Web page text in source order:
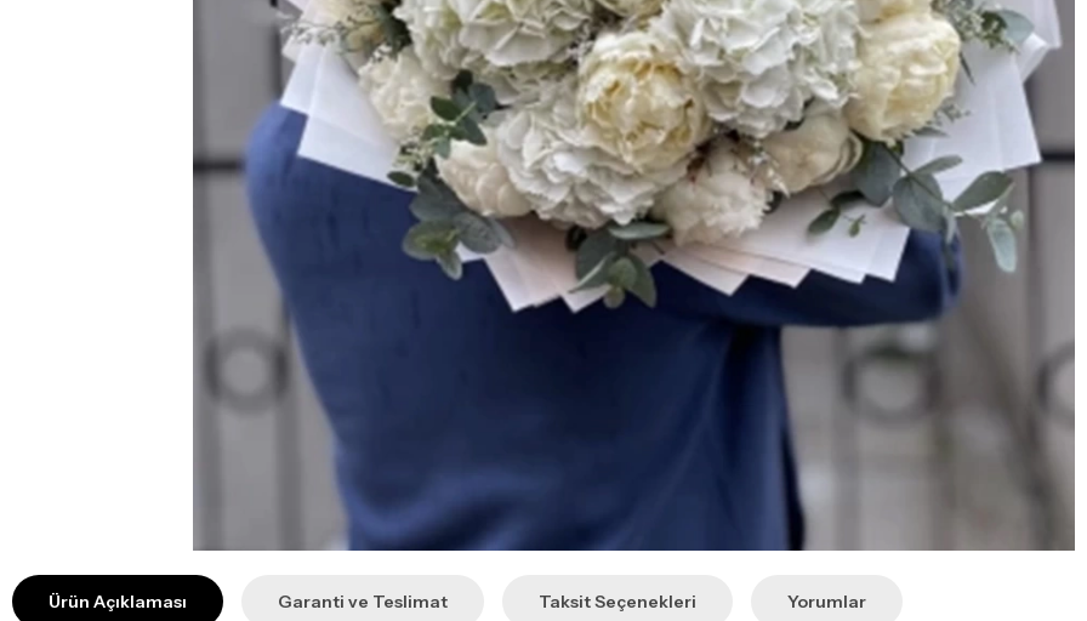
Ürün Açıklaması Garanti ve Teslimat Taksit Seçenekleri Yorumlar